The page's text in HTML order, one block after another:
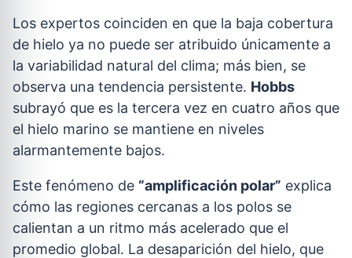
Los expertos coinciden en que la baja cobertura
de hielo ya no puede ser atribuido únicamente a
la variabilidad natural del clima; más bien, se
observa una tendencia persistente. Hobbs
subrayó que es la tercera vez en cuatro años que
el hielo marino se mantiene en niveles
alarmantemente bajos.
Este fenómeno de “amplificación polar” explica
cómo las regiones cercanas a los polos se
calientan a un ritmo más acelerado que el
promedio global. La desaparición del hielo, que